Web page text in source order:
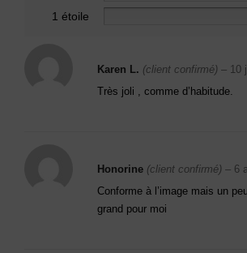
1 étoile
Karen L. (client confirmé) – 10
Très joli , comme d’habitude.
Honorine (client confirmé) – 6
Conforme à l’image mais un
grand pour moi